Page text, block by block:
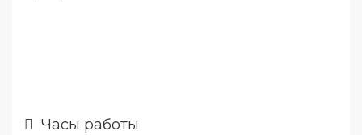
Часы работы